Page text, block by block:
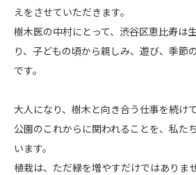
えをさせていただきます。
樹木医の中村にとって、渋谷区恵比寿は
り、子どもの頃から親しみ、遊び、季節
です。
大人になり、樹木と向き合う仕事を続け
公園のこれからに関われることを、私た
います。
植栽は、ただ緑を増やすだけではありま